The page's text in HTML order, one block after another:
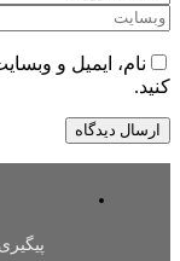
نام، ایمیل و
کنید.
پیگیری